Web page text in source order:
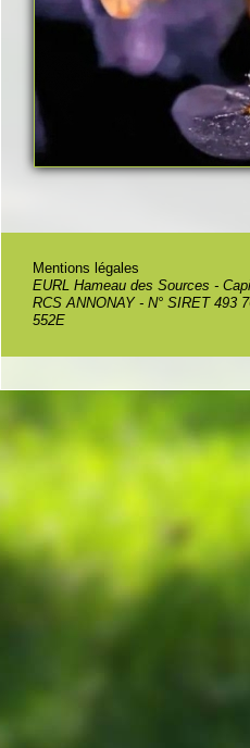
Mentions légales
EURL Hameau des Sources -
RCS ANNONAY - N° SIRET 493
552E